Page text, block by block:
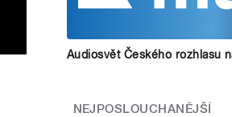
Audiosvět Českého rozhlasu
NEJPOSLOUCHANĚJŠÍ